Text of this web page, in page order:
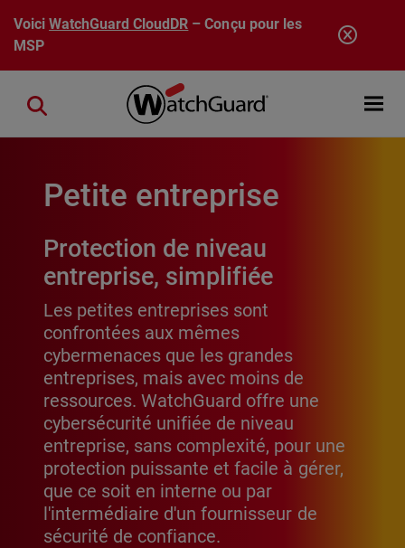
Aller au contenu principal
VoiciWatchGuard CloudDR – Conçu pour les
MSP
Open
Close search
Petite entreprise
Protection de niveau
entreprise, simplifiée
Les petites entreprises sont
confrontées aux mêmes
cybermenaces que les grandes
entreprises, mais avec moins de
ressources. WatchGuard offre une
cybersécurité unifiée de niveau
entreprise, sans complexité, pour une
protection puissante et facile à gérer,
que ce soit en interne ou par
l'intermédiaire d'un fournisseur de
sécurité de confiance.